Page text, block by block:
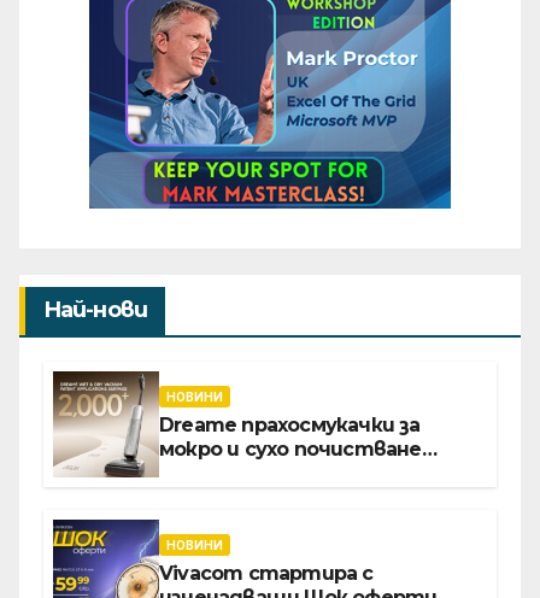
Най-нови
НОВИНИ
Dreame прахосмукачки за
мокро и сухо почистване
НОВИНИ
Vivacom стартира с